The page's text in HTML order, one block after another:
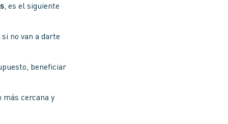
, es el siguiente
si no van a darte
beneficiar
más cercana y